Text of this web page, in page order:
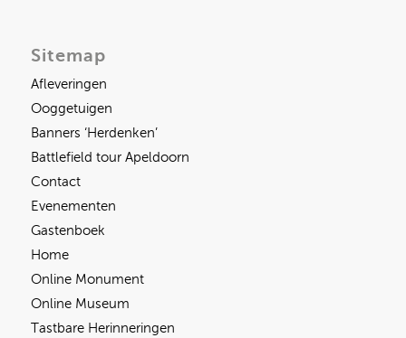
Sitemap
Afleveringen
Ooggetuigen
Banners ‘Herdenken’
Battlefield tour Apeldoorn
Contact
Evenementen
Gastenboek
Home
Online Monument
Online Museum
Tastbare Herinneringen